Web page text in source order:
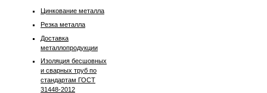
Цинкование металла
Резка металла
Доставка
металлопродукции
Изоляция бесшовных
и сварных труб по
стандартам ГОСТ
31448-2012